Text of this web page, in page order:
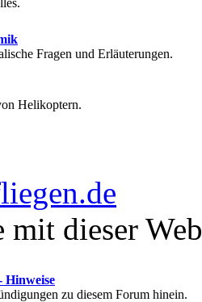
Fragen und Erläuterungen.
Helikoptern.
mit dieser
Hinweise
zu diesem Forum hinein.